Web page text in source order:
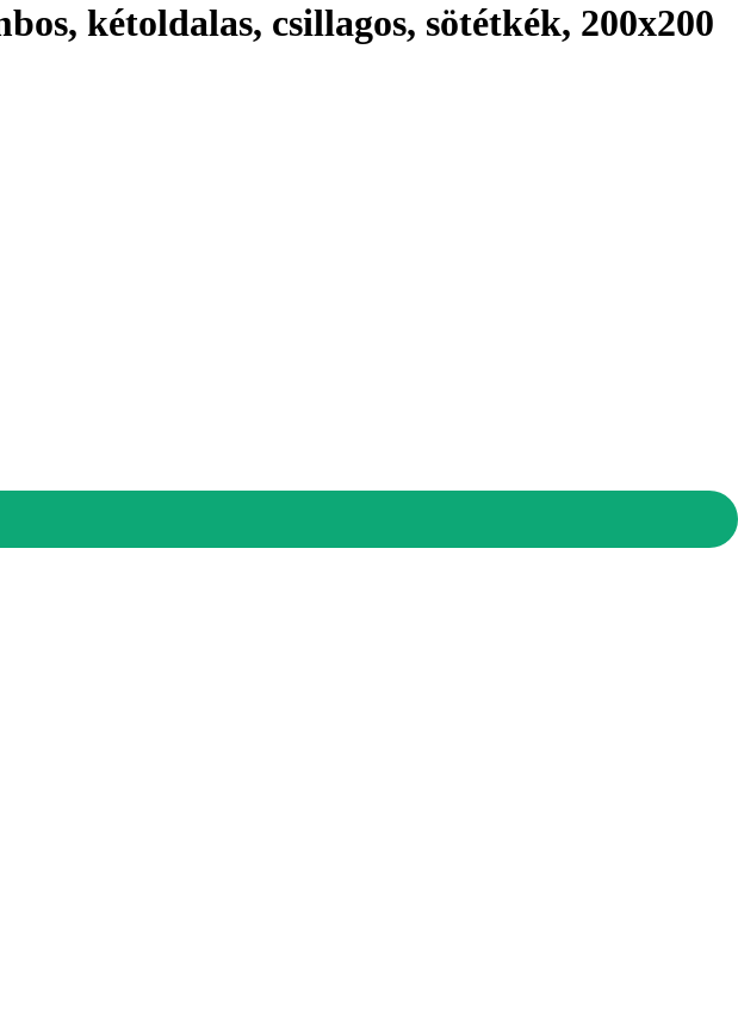
kétoldalas, csillagos, sötétkék, 200x200